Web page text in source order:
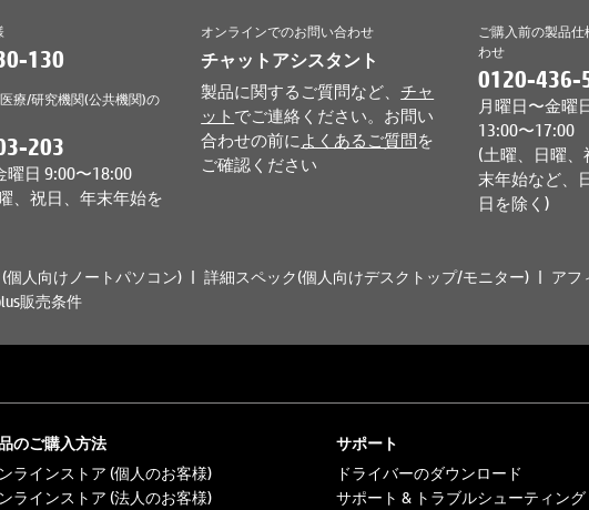
130
療/研究機関(公共機関)の
203
曜日 9:00〜18:00
、祝日、年末年始を
オンラインでのお問い合わせ
チャットアシスタント
製品に関するご質問など、チャ
ット でご連絡ください。お問い
合わせの前に よくあるご質問を
ご確認ください
ご購入前の製品
わせ
0120-436-
月曜日〜金曜
13:00〜17:00
(土曜、日曜
末年始など、
日を除く)
個人向けノートパソコン) 詳細スペック(個人向けデスクトップ/モニター) アフ
販売条件
のご購入方法
ラインストア (個人のお客様)
ラインストア (法人のお客様)
サポート
ドライバーのダウンロード
サポート & トラブルシューティング